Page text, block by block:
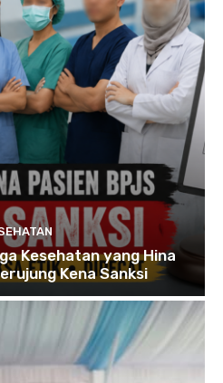
Kesehatan yang Hina
Kena Sanksi